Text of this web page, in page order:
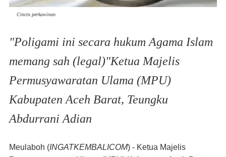
Cincin perkawinan
"Poligami ini secara hukum Agama Islam
memang sah (legal)"Ketua Majelis
Permusyawaratan Ulama (MPU)
Kabupaten Aceh Barat, Teungku
Abdurrani Adian
Meulaboh (INGATKEMBALICOM) - Ketua Majelis